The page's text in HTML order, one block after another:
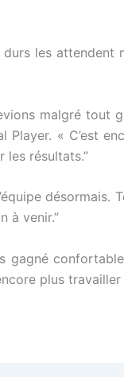
les
malgré tout
« C’est
les résultats.”
désormais.
à venir.”
plus